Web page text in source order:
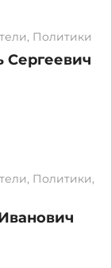
Политики
Сергеевич
Политики,